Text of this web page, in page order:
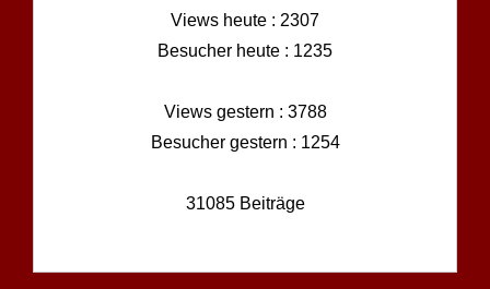
Views heute : 2307
Besucher heute : 1235
Views gestern : 3788
Besucher gestern : 1254
31085 Beiträge